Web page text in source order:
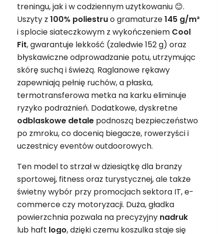
treningu, jak i w codziennym użytkowaniu 😊.
Uszyty z 100% poliestruo gramaturze145 g/m²
i splocie siateczkowym z wykończeniem Cool
Fit, gwarantuje lekkość (zaledwie 152 g) oraz
błyskawiczne odprowadzanie potu, utrzymując
skórę suchą i świeżą. Raglanowe rękawy
zapewniają pełnię ruchów, a płaska,
termotransferowa metka na karku eliminuje
ryzyko podrażnień. Dodatkowe, dyskretne
odblaskowe detale podnoszą bezpieczeństwo
po zmroku, co docenią biegacze, rowerzyści i
uczestnicy eventów outdoorowych.
Ten model to strzał w dziesiątkę dla branży
sportowej, fitness oraz turystycznej, ale także
świetny wybór przy promocjach sektora IT, e-
commerce czy motoryzacji. Duża, gładka
powierzchnia pozwala na precyzyjny nadruk
lub haft logo, dzięki czemu koszulka staje się